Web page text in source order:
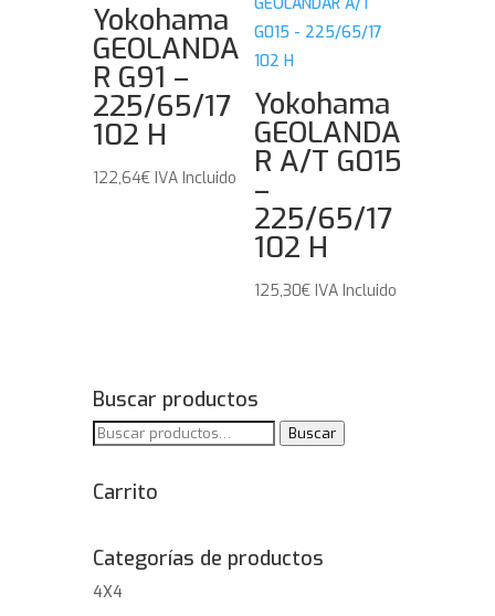
Yokohama
GEOLANDA
R G91 –
225/65/17
102 H
122,64€ IVA Incluido
Yokohama
GEOLANDA
R A/T G015
–
225/65/17
102 H
125,30€ IVA Incluido
Buscar productos
Buscar
Buscar
Carrito
Categorías de productos
4X4